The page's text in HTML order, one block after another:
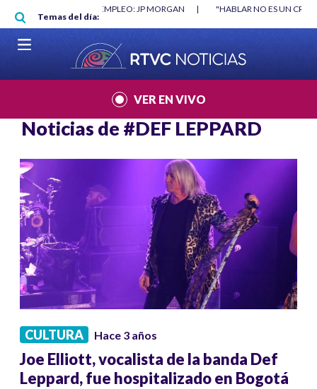
Pasar al contenido principal
Temas del día:
MÍNIMO NO DESTRUYÓ EMPLEO: JP MORGAN |
"HABLAR NO ES UN
MUNDIAL 2026
|
VER EN VIVO
Noticias de #DEF LEPPARD
CULTURA Hace 3 años
Joe Elliott, vocalista de la banda Def
Leppard, fue hospitalizado en Bogotá